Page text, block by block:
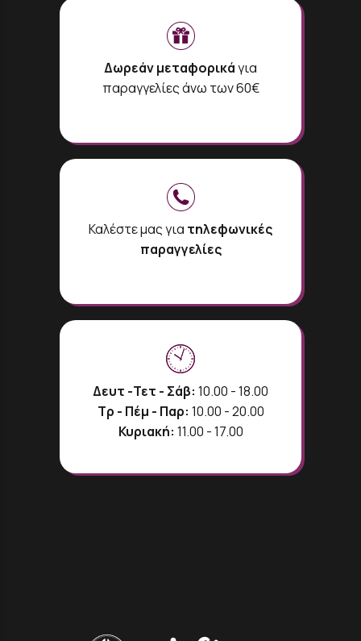
Δωρεάν μεταφορικάγια
παραγγελίες άνω των 60€
Καλέστε μας για τηλεφωνικές
παραγγελίες
Δευτ -Τετ - Σάβ: 10.00 - 18.00
Τρ - Πέμ - Παρ: 10.00 - 20.00
Κυριακή: 11.00 - 17.00